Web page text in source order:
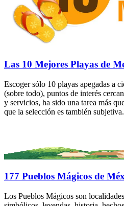
Las 10 Mejores Playas de
Escoger sólo 10 playas apegadas a
(sobre todo), puntos de interés
y servicios, ha sido una tarea más
que la selección es también subjetiva.
177 Pueblos Mágicos de
Los Pueblos Mágicos son